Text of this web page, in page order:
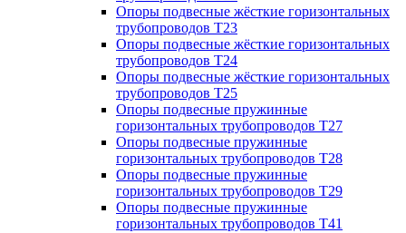
Опоры подвесные жёсткие горизонтальных
трубопроводов Т23
Опоры подвесные жёсткие горизонтальных
трубопроводов Т24
Опоры подвесные жёсткие горизонтальных
трубопроводов Т25
Опоры подвесные пружинные
горизонтальных трубопроводов Т27
Опоры подвесные пружинные
горизонтальных трубопроводов Т28
Опоры подвесные пружинные
горизонтальных трубопроводов Т29
Опоры подвесные пружинные
горизонтальных трубопроводов Т41